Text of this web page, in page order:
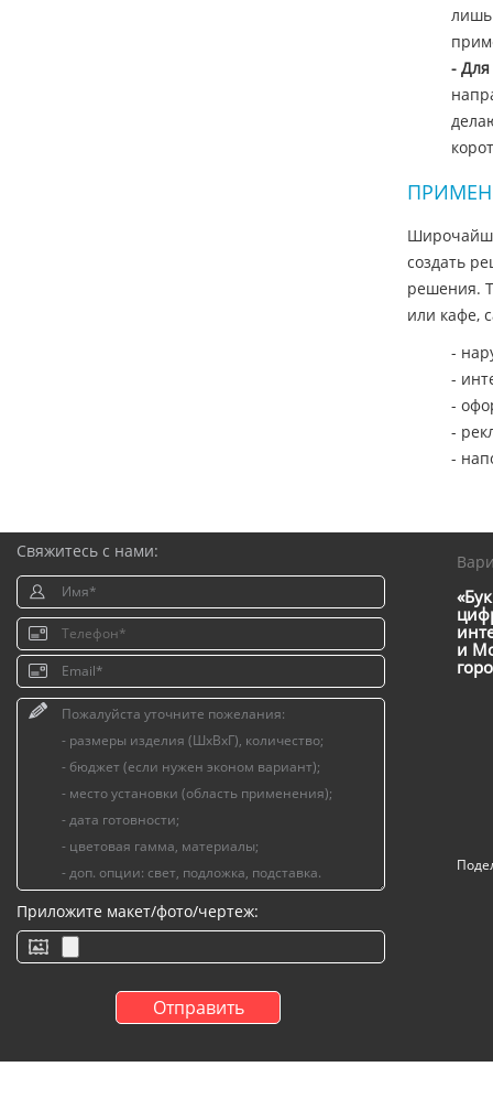
лишь
- Для
создать
решения.
или кафе,
-
-
-
-
-
Свяжитесь с нами:
Приложите макет/фото/чертеж:
и